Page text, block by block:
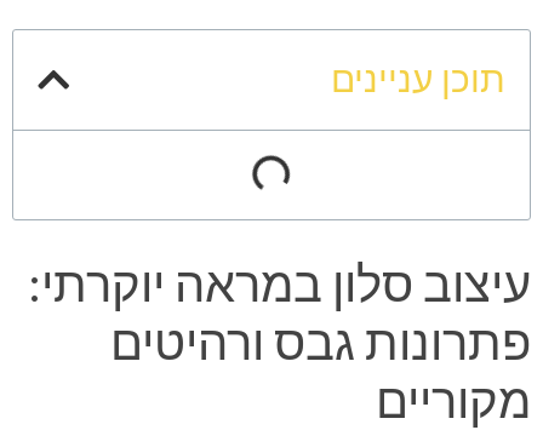
תוכן עניינים
עיצוב סלון במראה יוקרתי:
פתרונות גבס ורהיטים
מקוריים